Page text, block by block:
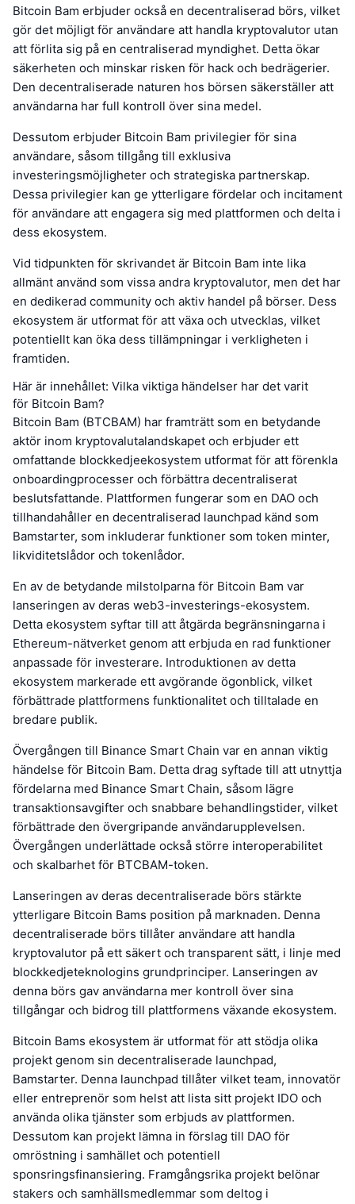
Bitcoin Bam erbjuder också en decentraliserad börs, vilket
gör det möjligt för användare att handla kryptovalutor utan
att förlita sig på en centraliserad myndighet. Detta ökar
säkerheten och minskar risken för hack och bedrägerier.
Den decentraliserade naturen hos börsen säkerställer att
användarna har full kontroll över sina medel.
Dessutom erbjuder Bitcoin Bam privilegier för sina
användare, såsom tillgång till exklusiva
investeringsmöjligheter och strategiska partnerskap.
Dessa privilegier kan ge ytterligare fördelar och incitament
för användare att engagera sig med plattformen och delta i
dess ekosystem.
Vid tidpunkten för skrivandet är Bitcoin Bam inte lika
allmänt använd som vissa andra kryptovalutor, men det har
en dedikerad community och aktiv handel på börser. Dess
ekosystem är utformat för att växa och utvecklas, vilket
potentiellt kan öka dess tillämpningar i verkligheten i
framtiden.
Här är innehållet: Vilka viktiga händelser har det varit
för Bitcoin Bam?
Bitcoin Bam (BTCBAM) har framträtt som en betydande
aktör inom kryptovalutalandskapet och erbjuder ett
omfattande blockkedjeekosystem utformat för att förenkla
onboardingprocesser och förbättra decentraliserat
beslutsfattande. Plattformen fungerar som en DAO och
tillhandahåller en decentraliserad launchpad känd som
Bamstarter, som inkluderar funktioner som token minter,
likviditetslådor och tokenlådor.
En av de betydande milstolparna för Bitcoin Bam var
lanseringen av deras web3-investerings-ekosystem.
Detta ekosystem syftar till att åtgärda begränsningarna i
Ethereum-nätverket genom att erbjuda en rad funktioner
anpassade för investerare. Introduktionen av detta
ekosystem markerade ett avgörande ögonblick, vilket
förbättrade plattformens funktionalitet och tilltalade en
bredare publik.
Övergången till Binance Smart Chain var en annan viktig
händelse för Bitcoin Bam. Detta drag syftade till att utnyttja
fördelarna med Binance Smart Chain, såsom lägre
transaktionsavgifter och snabbare behandlingstider, vilket
förbättrade den övergripande användarupplevelsen.
Övergången underlättade också större interoperabilitet
och skalbarhet för BTCBAM-token.
Lanseringen av deras decentraliserade börs stärkte
ytterligare Bitcoin Bams position på marknaden. Denna
decentraliserade börs tillåter användare att handla
kryptovalutor på ett säkert och transparent sätt, i linje med
blockkedjeteknologins grundprinciper. Lanseringen av
denna börs gav användarna mer kontroll över sina
tillgångar och bidrog till plattformens växande ekosystem.
Bitcoin Bams ekosystem är utformat för att stödja olika
projekt genom sin decentraliserade launchpad,
Bamstarter. Denna launchpad tillåter vilket team, innovatör
eller entreprenör som helst att lista sitt projekt IDO och
använda olika tjänster som erbjuds av plattformen.
Dessutom kan projekt lämna in förslag till DAO för
omröstning i samhället och potentiell
sponsringsfinansiering. Framgångsrika projekt belönar
stakers och samhällsmedlemmar som deltog i